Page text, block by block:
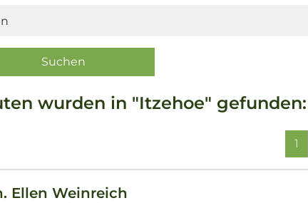
wurden in "Itzehoe" gefunden:
1
Ellen Weinreich